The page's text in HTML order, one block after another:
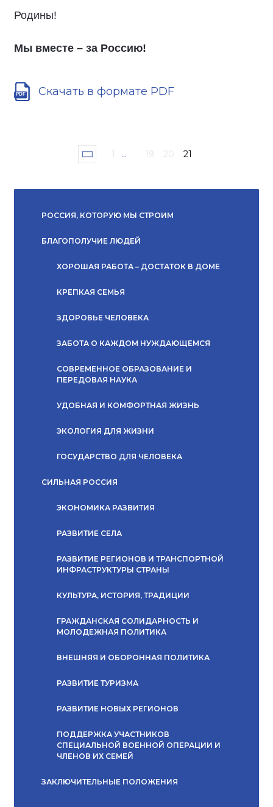
Родины!
Мы вместе – за Россию!
Скачать в формате PDF
1 ... 19 20 21
РОССИЯ, КОТОРУЮ МЫ СТРОИМ
БЛАГОПОЛУЧИЕ ЛЮДЕЙ
ХОРОШАЯ РАБОТА – ДОСТАТОК В ДОМЕ
КРЕПКАЯ СЕМЬЯ
ЗДОРОВЬЕ ЧЕЛОВЕКА
ЗАБОТА О КАЖДОМ НУЖДАЮЩЕМСЯ
СОВРЕМЕННОЕ ОБРАЗОВАНИЕ И
ПЕРЕДОВАЯ НАУКА
УДОБНАЯ И КОМФОРТНАЯ ЖИЗНЬ
ЭКОЛОГИЯ ДЛЯ ЖИЗНИ
ГОСУДАРСТВО ДЛЯ ЧЕЛОВЕКА
СИЛЬНАЯ РОССИЯ
ЭКОНОМИКА РАЗВИТИЯ
РАЗВИТИЕ СЕЛА
РАЗВИТИЕ РЕГИОНОВ И ТРАНСПОРТНОЙ
ИНФРАСТРУКТУРЫ СТРАНЫ
КУЛЬТУРА, ИСТОРИЯ, ТРАДИЦИИ
ГРАЖДАНСКАЯ СОЛИДАРНОСТЬ И
МОЛОДЕЖНАЯ ПОЛИТИКА
ВНЕШНЯЯ И ОБОРОННАЯ ПОЛИТИКА
РАЗВИТИЕ ТУРИЗМА
РАЗВИТИЕ НОВЫХ РЕГИОНОВ
ПОДДЕРЖКА УЧАСТНИКОВ
СПЕЦИАЛЬНОЙ ВОЕННОЙ ОПЕРАЦИИ И
ЧЛЕНОВ ИХ СЕМЕЙ
ЗАКЛЮЧИТЕЛЬНЫЕ ПОЛОЖЕНИЯ